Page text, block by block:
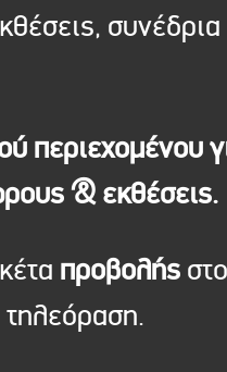
συνέδρια
περιεχομένου
& εκθέσεις.
προβολής στο